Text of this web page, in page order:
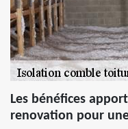
Les bénéfices
renovation pour